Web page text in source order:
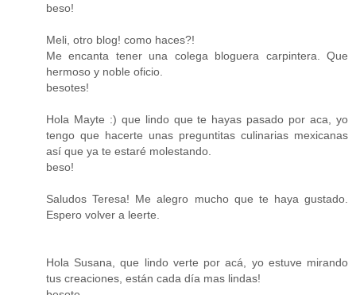
beso!
Meli, otro blog! como haces?!
Me encanta tener una colega bloguera carpintera. Que
hermoso y noble oficio.
besotes!
Hola Mayte :) que lindo que te hayas pasado por aca, yo
tengo que hacerte unas preguntitas culinarias mexicanas
así que ya te estaré molestando.
beso!
Saludos Teresa! Me alegro mucho que te haya gustado.
Espero volver a leerte.
Hola Susana, que lindo verte por acá, yo estuve mirando
tus creaciones, están cada día mas lindas!